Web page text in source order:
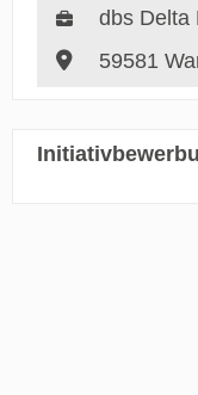
dbs Delta
59581